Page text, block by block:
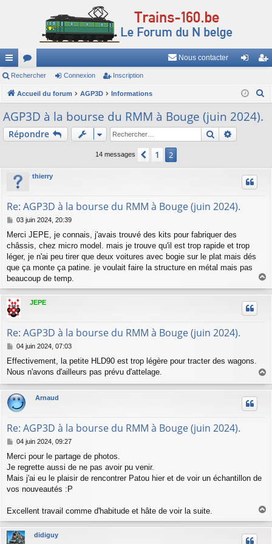
ac
co
ur
ci
or
u
m
s
Nous contacter
ne
xi
cri
Rechercher Connexion Inscription
Accueil du forum AGP3D Informations
AGP3D à la bourse du RMM à Bouge (juin 2024).
Répondre Rechercher
14 messages Précédent
1 2
thierry
Re: AGP3D à la bourse du RMM à Bouge (juin 2024).
M
s
s
a
g
03 juin 2024, 20:39
Merci JEPE, je connais, j'avais trouvé des kits pour fabriquer des
châssis, chez micro model. mais je trouve qu'il est trop rapide et trop
léger, je n'ai peu tirer que deux voitures avec bogie sur le plat mais dés
que ça monte ça patine. je voulait faire la structure en métal mais pas
beaucoup de temp.
a
u
JEPE
Re: AGP3D à la bourse du RMM à Bouge (juin 2024).
M
s
s
g
e
04 juin 2024, 07:03
Effectivement, la petite HLD90 est trop légère pour tracter des wagons.
Nous n'avons d'ailleurs pas prévu d'attelage.
a
u
Arnaud
Re: AGP3D à la bourse du RMM à Bouge (juin 2024).
M
s
s
a
g
04 juin 2024, 09:27
Merci pour le partage de photos.
Je regrette aussi de ne pas avoir pu venir.
Mais j'ai eu le plaisir de rencontrer Patou hier et de voir un échantillon de
vos nouveautés :P
Excellent travail comme d'habitude et hâte de voir la suite.
a
u
didiguy